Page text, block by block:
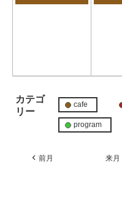
カテゴ
リー
cafe
program
前月 来月